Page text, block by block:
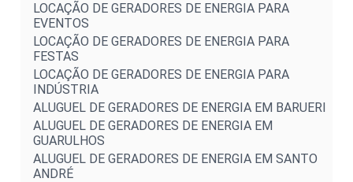
LOCAÇÃO DE GERADORES DE ENERGIA PARA
EVENTOS
LOCAÇÃO DE GERADORES DE ENERGIA PARA
FESTAS
LOCAÇÃO DE GERADORES DE ENERGIA PARA
INDÚSTRIA
ALUGUEL DE GERADORES DE ENERGIA EM BARUERI
ALUGUEL DE GERADORES DE ENERGIA EM
GUARULHOS
ALUGUEL DE GERADORES DE ENERGIA EM SANTO
ANDRÉ